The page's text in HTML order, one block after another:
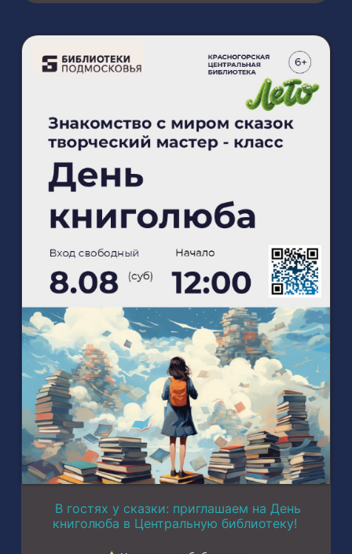
В гостях у сказки: приглашаем на День
книголюба в Центральную библиотеку!